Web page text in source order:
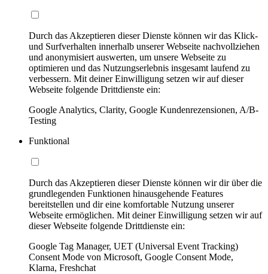
Durch das Akzeptieren dieser Dienste können wir das Klick-
und Surfverhalten innerhalb unserer Webseite nachvollziehen
und anonymisiert auswerten, um unsere Webseite zu
optimieren und das Nutzungserlebnis insgesamt laufend zu
verbessern. Mit deiner Einwilligung setzen wir auf dieser
Webseite folgende Drittdienste ein:
Google Analytics, Clarity, Google Kundenrezensionen, A/B-
Testing
Funktional
Durch das Akzeptieren dieser Dienste können wir dir über die
grundlegenden Funktionen hinausgehende Features
bereitstellen und dir eine komfortable Nutzung unserer
Webseite ermöglichen. Mit deiner Einwilligung setzen wir auf
dieser Webseite folgende Drittdienste ein:
Google Tag Manager, UET (Universal Event Tracking)
Consent Mode von Microsoft, Google Consent Mode,
Klarna, Freshchat